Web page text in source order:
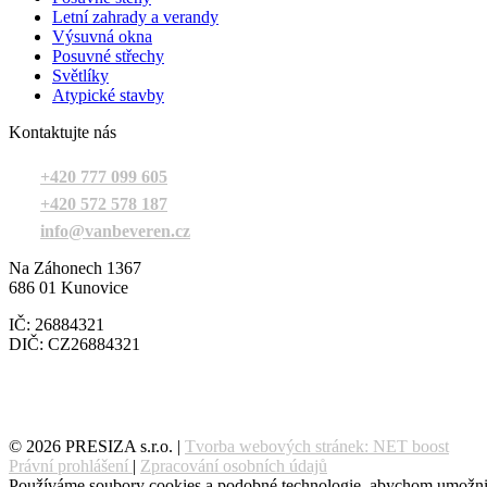
Letní zahrady a verandy
Výsuvná okna
Posuvné střechy
Světlíky
Atypické stavby
Kontaktujte nás
+420 777 099 605
+420 572 578 187
info@vanbeveren.cz
Na Záhonech 1367
686 01 Kunovice
IČ: 26884321
DIČ: CZ26884321
© 2026 PRESIZA s.r.o. | Tvorba webových stránek: NET boost
Právní prohlášení | Zpracování osobních údajů